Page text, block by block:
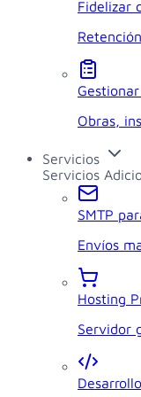
Fidelizar
Obras,
Servicios
Servicios
SMTP
Envíos
Hosting
Servidor